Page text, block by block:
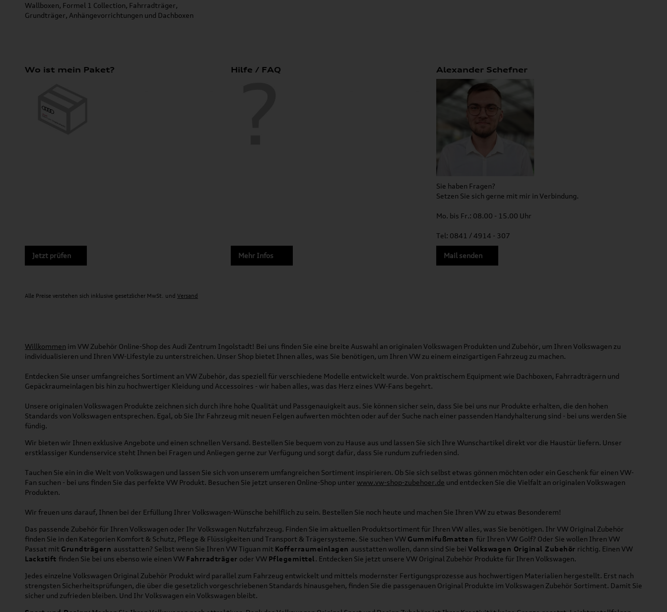
Wallboxen, Formel 1 Collection, Fahrradträger,
Grundträger, Anhängevorrichtungen und Dachboxen
Wo ist mein Paket?
Jetzt prüfen
Hilfe / FAQ
Mehr Infos
Alexander Schefner
Sie haben Fragen?
Setzen Sie sich gerne mit mir in Verbindung.
Mo. bis Fr.: 08.00 - 15.00 Uhr
Tel: 0841 / 4914 - 307
Mail senden
Alle Preise verstehen sich inklusive gesetzlicher MwSt. und Versand
Willkommen im VW Zubehör Online-Shop des Audi Zentrum Ingolstadt! Bei uns finden Sie eine breite Auswahl an originalen Volkswagen Produkten und Zubehör, um Ihren Volkswagen zu
individualisieren und Ihren VW-Lifestyle zu unterstreichen. Unser Shop bietet Ihnen alles, was Sie benötigen, um Ihren VW zu einem einzigartigen Fahrzeug zu machen.
Entdecken Sie unser umfangreiches Sortiment an VW Zubehör, das speziell für verschiedene Modelle entwickelt wurde. Von praktischem Equipment wie Dachboxen, Fahrradträgern und
Gepäckraumeinlagen bis hin zu hochwertiger Kleidung und Accessoires - wir haben alles, was das Herz eines VW-Fans begehrt.
Unsere originalen Volkswagen Produkte zeichnen sich durch ihre hohe Qualität und Passgenauigkeit aus. Sie können sicher sein, dass Sie bei uns nur Produkte erhalten, die den hohen
Standards von Volkswagen entsprechen. Egal, ob Sie Ihr Fahrzeug mit neuen Felgen aufwerten möchten oder auf der Suche nach einer passenden Handyhalterung sind - bei uns werden Sie
fündig.
Wir bieten wir Ihnen exklusive Angebote und einen schnellen Versand. Bestellen Sie bequem von zu Hause aus und lassen Sie sich Ihre Wunschartikel direkt vor die Haustür liefern. Unser
erstklassiger Kundenservice steht Ihnen bei Fragen und Anliegen gerne zur Verfügung und sorgt dafür, dass Sie rundum zufrieden sind.
Tauchen Sie ein in die Welt von Volkswagen und lassen Sie sich von unserem umfangreichen Sortiment inspirieren. Ob Sie sich selbst etwas gönnen möchten oder ein Geschenk für einen VW-
Fan suchen - bei uns finden Sie das perfekte VW Produkt. Besuchen Sie jetzt unseren Online-Shop unter www.vw-shop-zubehoer.de und entdecken Sie die Vielfalt an originalen Volkswagen
Produkten.
Wir freuen uns darauf, Ihnen bei der Erfüllung Ihrer Volkswagen-Wünsche behilflich zu sein. Bestellen Sie noch heute und machen Sie Ihren VW zu etwas Besonderem!
Das passende Zubehör für Ihren Volkswagen oder Ihr Volkswagen Nutzfahrzeug. Finden Sie im aktuellen Produktsortiment für Ihren VW alles, was Sie benötigen. Ihr VW Original Zubehör
finden Sie in den Kategorien Komfort & Schutz, Pflege & Flüssigkeiten und Transport & Trägersysteme. Sie suchen VW Gummifußmatten für Ihren VW Golf? Oder Sie wollen Ihren VW
Passat mit Grundträgern ausstatten? Selbst wenn Sie Ihren VW Tiguan mit Kofferraumeinlagen ausstatten wollen, dann sind Sie bei Volkswagen Original Zubehör richtig. Einen VW
Lackstift finden Sie bei uns ebenso wie einen VW Fahrradträger oder VW Pflegemittel. Entdecken Sie jetzt unsere VW Original Zubehör Produkte für Ihren Volkswagen.
Jedes einzelne Volkswagen Original Zubehör Produkt wird parallel zum Fahrzeug entwickelt und mittels modernster Fertigungsprozesse aus hochwertigen Materialien hergestellt. Erst nach
strengsten Sicherheitsprüfungen, die über die gesetzlich vorgeschriebenen Standards hinausgehen, finden Sie die passgenauen Original Produkte im Volkswagen Zubehör Sortiment. Damit Sie
sicher und zufrieden bleiben. Und Ihr Volkswagen ein Volkswagen bleibt.